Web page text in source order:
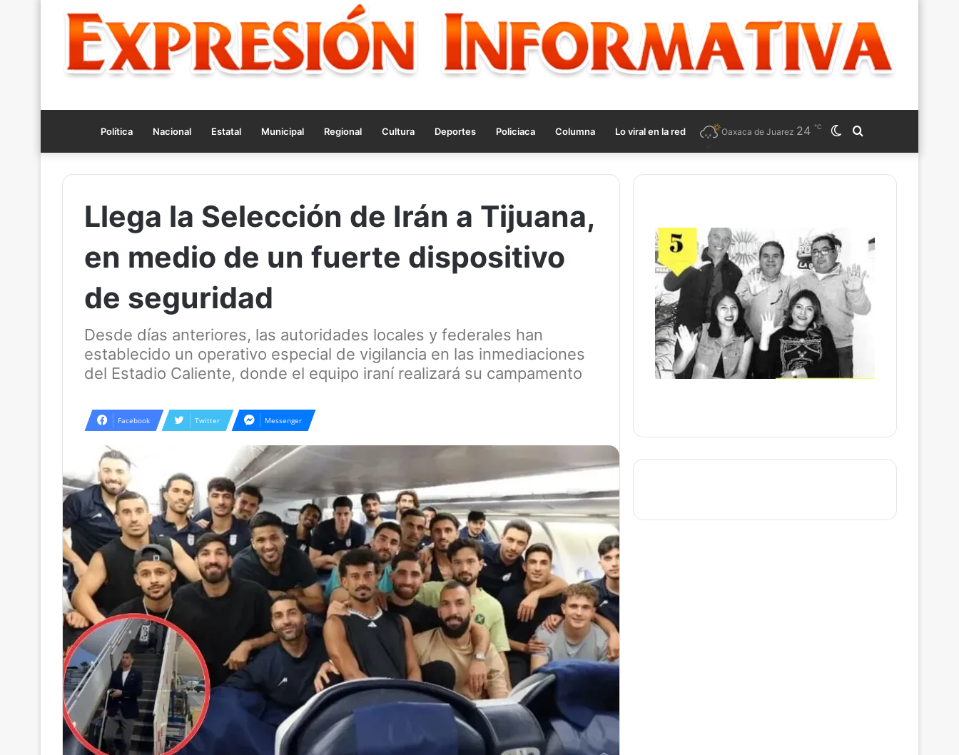
Política Nacional Estatal Municipal Regional Cultura Deportes Policiaca Columna Lo viral en la red Search
for
Switch
skin
Oaxaca de Juarez 24 ℃
Llega la Selección de Irán a Tijuana,
en medio de un fuerte dispositivo
de seguridad
Desde días anteriores, las autoridades locales y federales han
establecido un operativo especial de vigilancia en las inmediaciones
del Estadio Caliente, donde el equipo iraní realizará su campamento
Facebook Twitter Messenger